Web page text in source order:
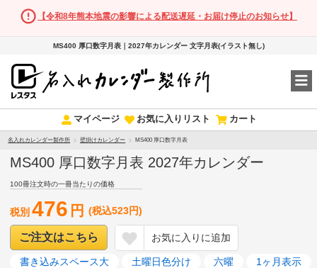
【令和8年熊本地震の影響による配送遅延・お届け停止のお知らせ】
MS400 厚口数字月表｜2027年カレンダー 文字月表(イラスト無し)
マイページ お気に入りリスト カート
名入れカレンダー製作所 壁掛けカレンダー MS400 厚口数字月表
MS400 厚口数字月表 2027年カレンダー
100冊注文時の一冊当たりの価格
税別476 円 (税込523円)
ご注文はこちら お気に入りに追加
書き込みスペース大 土曜日色分け 六曜
1ヶ月表示